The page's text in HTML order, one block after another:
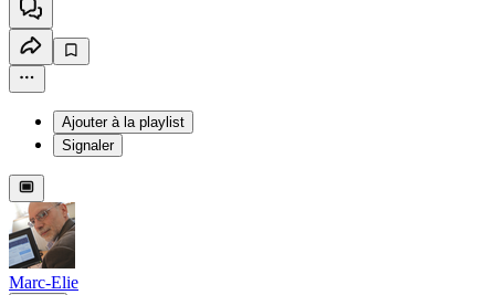
Ajouter à la playlist
Signaler
Marc-Elie